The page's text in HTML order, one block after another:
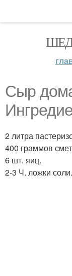
Сыр
2 литра
400 граммов
6 шт. яиц.
2-3 Ч. ложки соли.